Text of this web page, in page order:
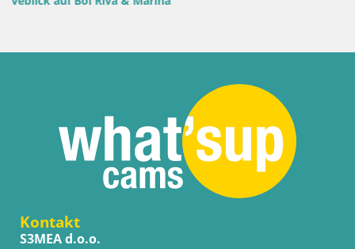
Kontakt
S3MEA d.o.o.